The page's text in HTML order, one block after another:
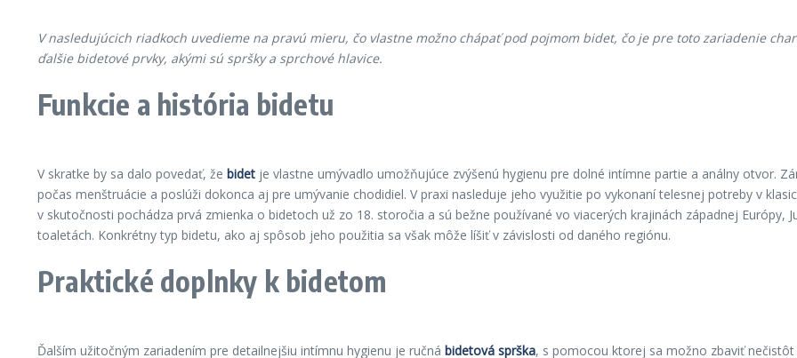
V nasledujúcich riadkoch uvedieme na pravú mieru, čo vlastne možno chápať pod pojmom bidet, čo je pre toto zariadenie
ďalšie bidetové prvky, akými sú spršky a sprchové hlavice.
Funkcie a história bidetu
V skratke by sa dalo povedať, že bidet je vlastne umývadlo umožňujúce zvýšenú hygienu pre dolné intímne partie a análny otvor.
počas menštruácie a poslúži dokonca aj pre umývanie chodidiel. V praxi nasleduje jeho využitie po vykonaní telesnej potreby v
v skutočnosti pochádza prvá zmienka o bidetoch už zo 18. storočia a sú bežne používané vo viacerých krajinách západnej Európy,
toaletách. Konkrétny typ bidetu, ako aj spôsob jeho použitia sa však môže líšiť v závislosti od daného regiónu.
Praktické doplnky k bidetom
Ďalším užitočným zariadením pre detailnejšiu intímnu hygienu je ručná bidetová sprška, s pomocou ktorej sa možno zbaviť